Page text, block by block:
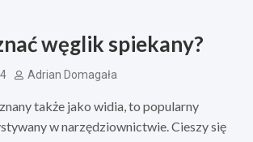
węglik spiekany?
Adrian Domagała
także jako widia, to popularny
w narzędziownictwie. Cieszy się